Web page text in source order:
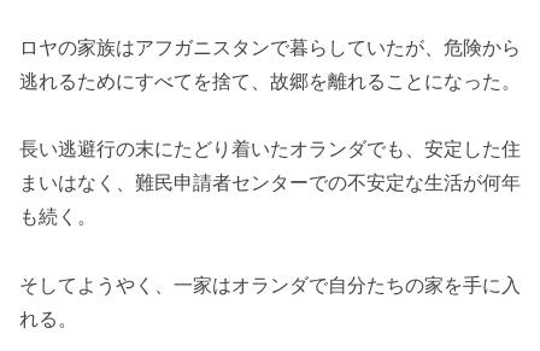
ロヤの家族はアフガニスタンで暮らしていたが、危険から
逃れるためにすべてを捨て、故郷を離れることになった。
長い逃避行の末にたどり着いたオランダでも、安定した住
まいはなく、難民申請者センターでの不安定な生活が何年
も続く。
そしてようやく、一家はオランダで自分たちの家を手に入
れる。